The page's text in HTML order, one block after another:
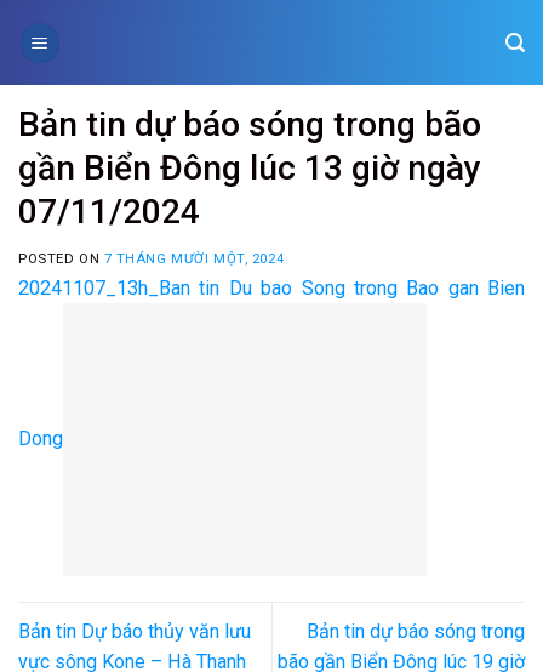
Bản tin dự báo sóng trong bão
gần Biển Đông lúc 13 giờ ngày
07/11/2024
POSTED ON 7 THÁNG MƯỜI MỘT, 2024
20241107_13h_Ban tin Du bao Song trong Bao gan Bien
Dong
Bản tin Dự báo thủy văn lưu
vực sông Kone – Hà Thanh
Bản tin dự báo sóng trong
bão gần Biển Đông lúc 19 giờ